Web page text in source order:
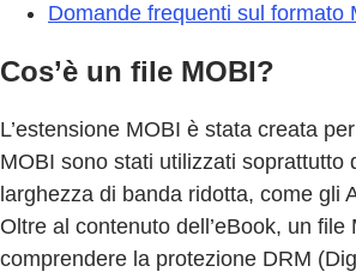
Domande frequenti sul formato
Cos’è un file MOBI?
L’estensione MOBI è stata creata
MOBI sono stati utilizzati soprattutto
larghezza di banda ridotta, come gli
Oltre al contenuto dell’eBook, un file
comprendere la protezione DRM